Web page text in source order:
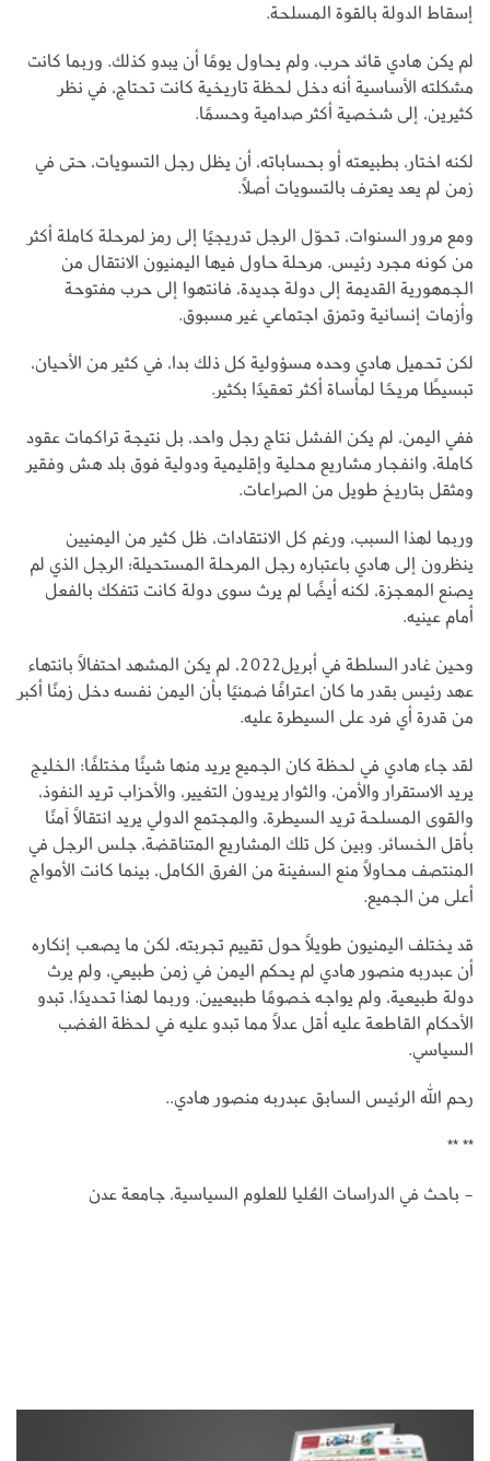
إسقاط الدولة بالقوة المسلحة.
لم يكن هادي قائد حرب، ولم يحاول يومًا أن يبدو كذلك. وربما كانت
مشكلته الأساسية أنه دخل لحظة تاريخية كانت تحتاج، في نظر
كثيرين، إلى شخصية أكثر صدامية وحسمًا.
لكنه اختار، بطبيعته أو بحساباته، أن يظل رجل التسويات، حتى في
زمن لم يعد يعترف بالتسويات أصلًا.
ومع مرور السنوات، تحوّل الرجل تدريجيًا إلى رمز لمرحلة كاملة أكثر
من كونه مجرد رئيس. مرحلة حاول فيها اليمنيون الانتقال من
الجمهورية القديمة إلى دولة جديدة، فانتهوا إلى حرب مفتوحة
وأزمات إنسانية وتمزق اجتماعي غير مسبوق.
لكن تحميل هادي وحده مسؤولية كل ذلك بدا، في كثير من الأحيان،
تبسيطًا مريحًا لمأساة أكثر تعقيدًا بكثير.
ففي اليمن، لم يكن الفشل نتاج رجل واحد، بل نتيجة تراكمات عقود
كاملة، وانفجار مشاريع محلية وإقليمية ودولية فوق بلد هش وفقير
ومثقل بتاريخ طويل من الصراعات.
وربما لهذا السبب، ورغم كل الانتقادات، ظل كثير من اليمنيين
ينظرون إلى هادي باعتباره رجل المرحلة المستحيلة؛ الرجل الذي لم
يصنع المعجزة، لكنه أيضًا لم يرث سوى دولة كانت تتفكك بالفعل
أمام عينيه.
وحين غادر السلطة في أبريل2022، لم يكن المشهد احتفالًا بانتهاء
عهد رئيس بقدر ما كان اعترافًا ضمنيًا بأن اليمن نفسه دخل زمنًا أكبر
من قدرة أي فرد على السيطرة عليه.
لقد جاء هادي في لحظة كان الجميع يريد منها شيئًا مختلفًا: الخليج
يريد الاستقرار والأمن، والثوار يريدون التغيير، والأحزاب تريد النفوذ،
والقوى المسلحة تريد السيطرة، والمجتمع الدولي يريد انتقالًا آمنًا
بأقل الخسائر. وبين كل تلك المشاريع المتناقضة، جلس الرجل في
المنتصف محاولًا منع السفينة من الغرق الكامل، بينما كانت الأمواج
أعلى من الجميع.
قد يختلف اليمنيون طويلًا حول تقييم تجربته، لكن ما يصعب إنكاره
أن عبدربه منصور هادي لم يحكم اليمن في زمن طبيعي، ولم يرث
دولة طبيعية، ولم يواجه خصومًا طبيعيين. وربما لهذا تحديدًا، تبدو
الأحكام القاطعة عليه أقل عدلًا مما تبدو عليه في لحظة الغضب
السياسي.
رحم الله الرئيس السابق عبدربه منصور هادي..
** **
- باحث في الدراسات العُليا للعلوم السياسية، جامعة عدن